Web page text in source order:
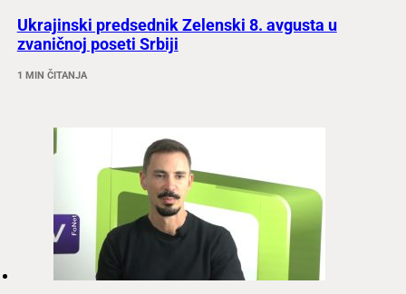
Ukrajinski predsednik Zelenski 8. avgusta u
zvaničnoj poseti Srbiji
1 MIN ČITANJA